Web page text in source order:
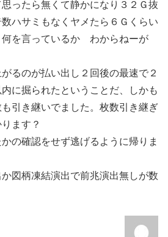
ったら無くて静かになり３２Ｇ抜
ハサミもなくヤメたら６Ｇくらい
何を言っているか わからねーが
るのが払い出し２回後の最速で２
に掘られたということだ、しかも
引き継いでました。枚数引き継ぎ
ます？
の確認をせず逃げるように帰りま
図柄凍結演出で前兆演出無しが数